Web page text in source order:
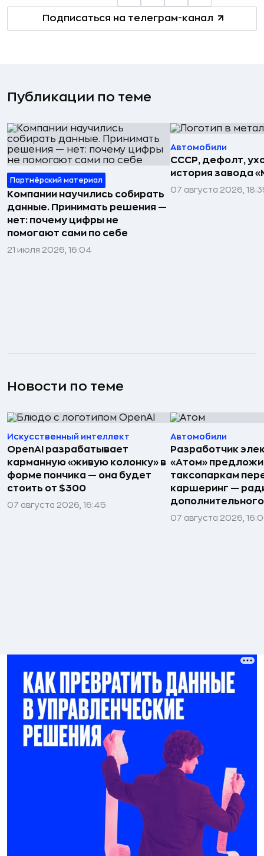
Подписаться на телеграм-канал
Публикации по теме
Партнёрский материал
Компании научились собирать
данные. Принимать решения —
нет: почему цифры не
помогают сами по себе
21 июля 2026, 16:04
Автомобили
СССР, дефолт,
история завода
07 августа 2026,
Новости по теме
Искусственный интеллект
OpenAI разрабатывает
карманную «живую колонку» в
форме пончика — она будет
стоить от $300
07 августа 2026, 16:45
Автомобили
Разработчик
«Атом»
таксопаркам
каршеринг —
07 августа 2026,